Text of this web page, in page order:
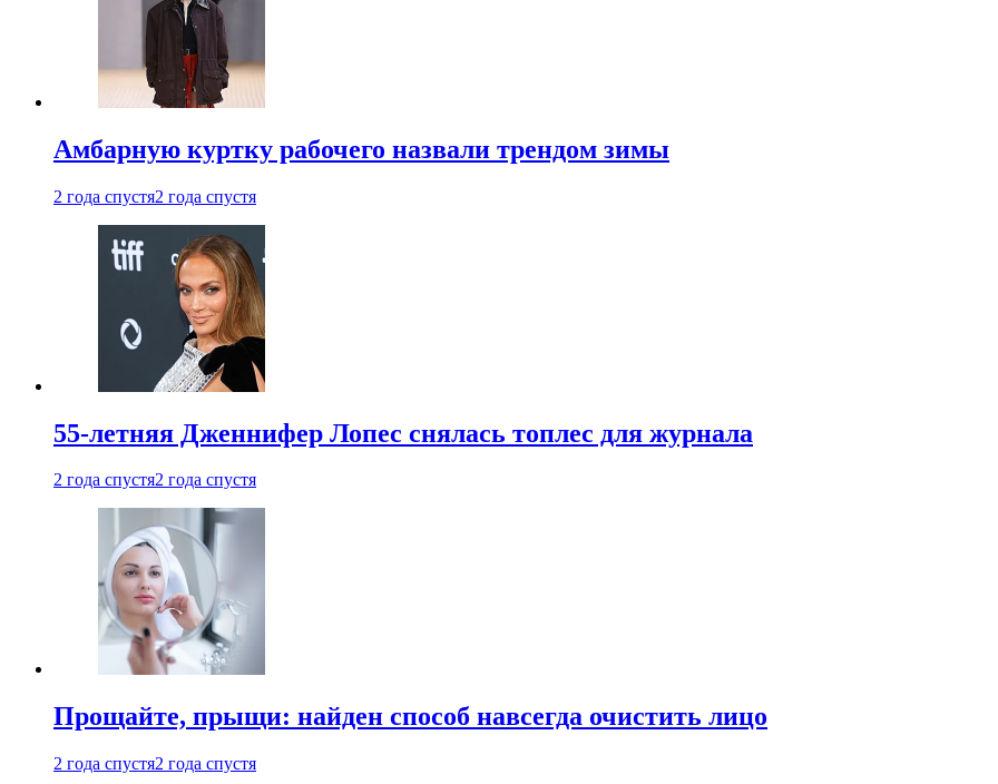
Амбарную куртку рабочего назвали трендом зимы
2 года спустя2 года спустя
55-летняя Дженнифер Лопес снялась топлес для журнала
2 года спустя2 года спустя
Прощайте, прыщи: найден способ навсегда очистить лицо
2 года спустя2 года спустя